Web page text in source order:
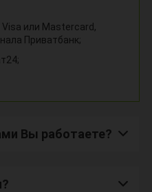
или Mastercard,
Приватбанк;
Вы работаете?